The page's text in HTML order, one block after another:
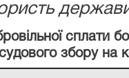
збору на